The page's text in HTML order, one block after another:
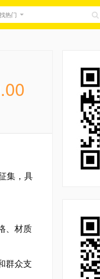
找热门
集，具
、材质
群众支